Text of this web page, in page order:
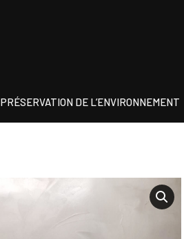
PRÉSERVATION DE L’ENVIRONNEMENT